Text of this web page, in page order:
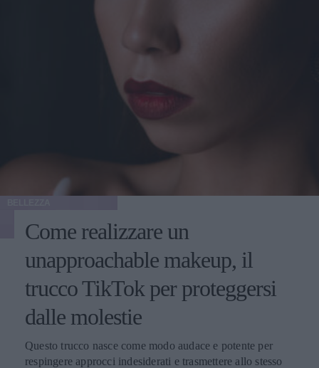
Come realizzare un
unapproachable makeup, il
trucco TikTok per proteggersi
dalle molestie
Questo trucco nasce come modo audace e potente per
respingere approcci indesiderati e trasmettere allo stesso